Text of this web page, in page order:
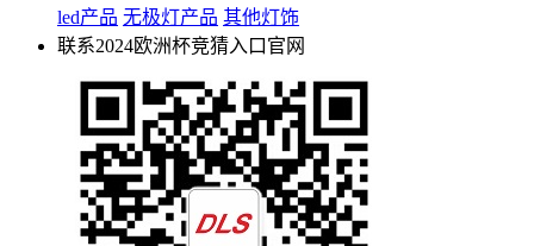
led产品 无极灯产品 其他灯饰
联系2024欧洲杯竞猜入口官网